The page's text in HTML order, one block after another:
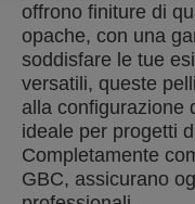
offrono finiture di
opache, con una
soddisfare le tue
versatili, queste
alla configurazione
ideale per progetti
Completamente
GBC, assicurano